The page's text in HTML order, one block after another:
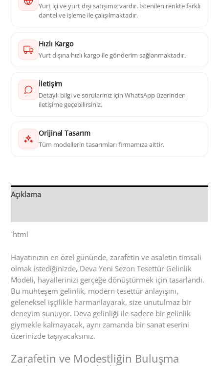
Yurt içi ve yurt dışı satışımız vardır. İstenilen renkte farklı
dantel ve işleme ile çalışılmaktadır.
Hızlı Kargo
Yurt dışına hızlı kargo ile gönderim sağlanmaktadır.
İletişim
Detaylı bilgi ve sorularınız için WhatsApp üzerinden
iletişime geçebilirsiniz.
Orijinal Tasarım
Tüm modellerin tasarımları firmamıza aittir.
Açıklama
`html
Hayatınızın en özel gününde, zarafetin ve asaletin timsali
olmak istediğinizde, Deva Yeni Sezon Tesettür Gelinlik
Modeli, hayallerinizi gerçeğe dönüştürmek için tasarlandı.
Bu muhteşem gelinlik, modern tesettür anlayışını,
geleneksel işçilikle harmanlayarak, size unutulmaz bir
deneyim sunuyor. Deva gelinliği ile sadece bir gelinlik
giymekle kalmayacak, aynı zamanda bir sanat eserini
üzerinizde taşıyacaksınız.
Zarafetin ve Modestliğin Buluşma